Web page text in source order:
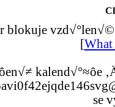
blokuje
[What
kalend√°≈ôe
se